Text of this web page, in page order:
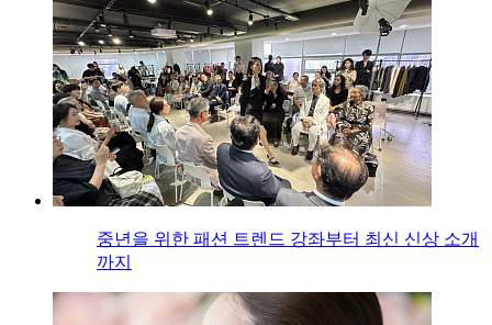
중년을 위한 패션 트렌드 강좌부터 최신 신상 소개
까지